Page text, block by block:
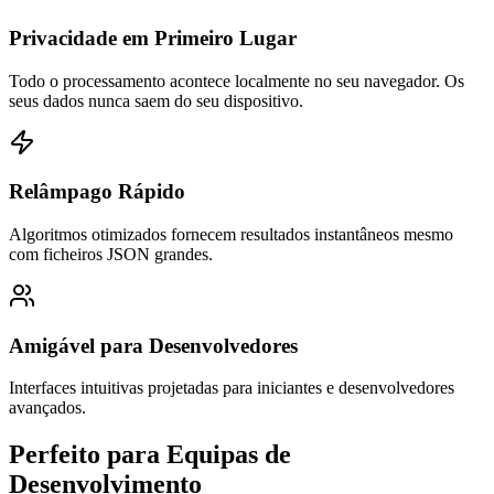
Privacidade em Primeiro Lugar
Todo o processamento acontece localmente no seu navegador. Os
seus dados nunca saem do seu dispositivo.
Relâmpago Rápido
Algoritmos otimizados fornecem resultados instantâneos mesmo
com ficheiros JSON grandes.
Amigável para Desenvolvedores
Interfaces intuitivas projetadas para iniciantes e desenvolvedores
avançados.
Perfeito para Equipas de
Desenvolvimento